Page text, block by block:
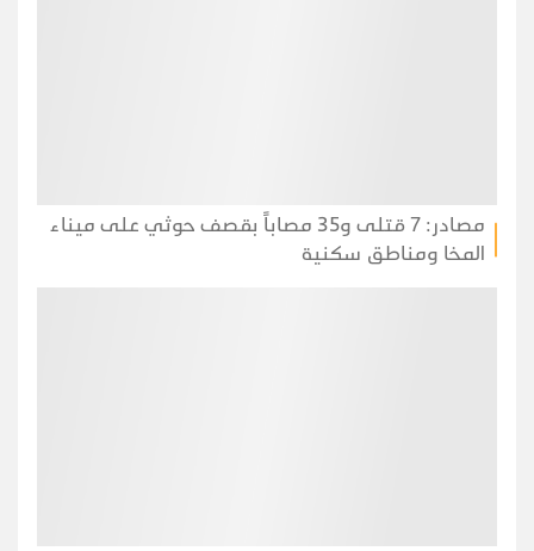
مصادر: 7 قتلى و35 مصاباً بقصف حوثي على ميناء
المخا ومناطق سكنية